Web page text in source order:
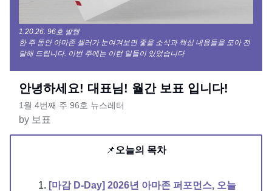
1.20.26. 96호 발행
한 주 동안 아마존 셀러가 눈여겨보면 좋을 소식과 핵심 내용들을 모아 전
달해 드립니다. 이번 주에는 이런 일들이 있었습니다
안녕하세요! 대표님! 월간 보표 입니다!
1월 4번째 주 96호 뉴스레터
by 보표
📌오늘의 목차
[마감 D-Day] 2026년 아마존 퍼포먼스, 오늘